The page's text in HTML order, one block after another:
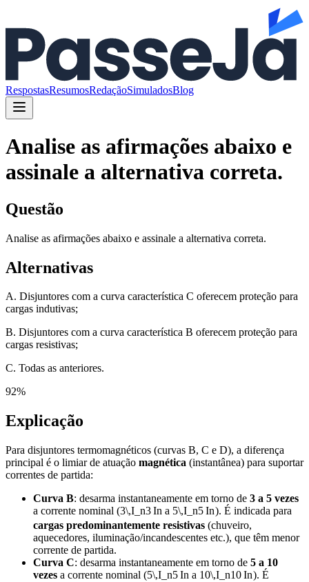
RespostasResumosRedaçãoSimuladosBlog
Analise as afirmações abaixo e
assinale a alternativa correta.
Questão
Analise as afirmações abaixo e assinale a alternativa correta.
Alternativas
A. Disjuntores com a curva característica C oferecem proteção para
cargas indutivas;
B. Disjuntores com a curva característica B oferecem proteção para
cargas resistivas;
C. Todas as anteriores.
92%
Explicação
Para disjuntores termomagnéticos (curvas B, C e D), a diferença
principal é o limiar de atuação magnética (instantânea) para suportar
correntes de partida:
Curva B: desarma instantaneamente em torno de 3 a 5 vezes
a corrente nominal (3\,I_n3In a 5\,I_n5In). É indicada para
cargas predominantemente resistivas (chuveiro,
aquecedores, iluminação/incandescentes etc.), que têm menor
corrente de partida.
Curva C: desarma instantaneamente em torno de 5 a 10
vezes a corrente nominal (5\,I_n5In a 10\,I_n10In). É